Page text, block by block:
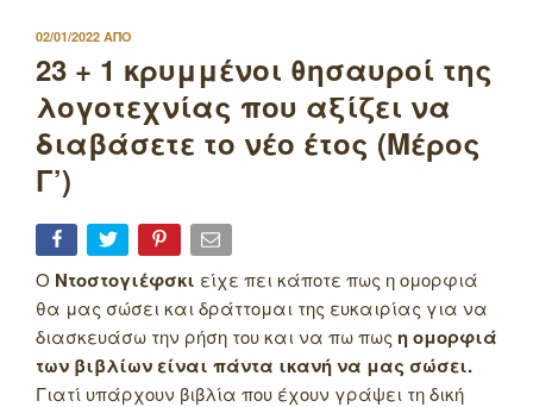
ΔΗΜΟΣΙΕΥΤΗΚΕ
02/01/2022 ΑΠΟ
23 + 1 κρυμμένοι θησαυροί της
λογοτεχνίας που αξίζει να
διαβάσετε το νέο έτος (Μέρος
Γ’)
Ο Ντοστογιέφσκι είχε πει κάποτε πως η ομορφιά
θα μας σώσει και δράττομαι της ευκαιρίας για να
διασκευάσω την ρήση του και να πω πως η ομορφιά
των βιβλίων είναι πάντα ικανή να μας σώσει.
Γιατί υπάρχουν βιβλία που έχουν γράψει τη δική